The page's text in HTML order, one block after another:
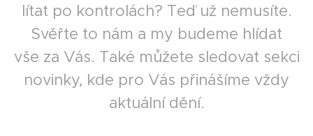
lítat po kontrolách? Teď už nemusíte.
Svěřte to nám a my budeme hlídat
vše za Vás. Také můžete sledovat sekci
novinky, kde pro Vás přinášíme vždy
aktuální dění.